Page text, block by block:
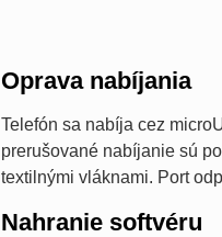
Oprava nabíjania
Telefón sa nabíja cez
prerušované nabíjanie sú
textilnými vláknami. Port
Nahranie softvéru